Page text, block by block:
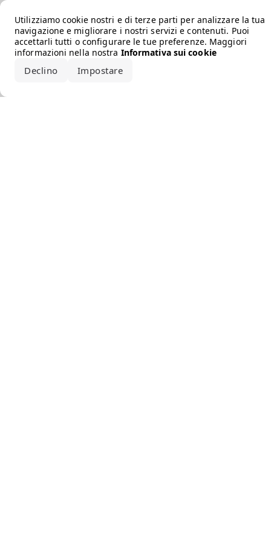
Utilizziamo cookie nostri e di terze parti per analizzare la tua
navigazione e migliorare i nostri servizi e contenuti. Puoi
accettarli tutti o configurare le tue preferenze. Maggiori
informazioni nella nostra Informativa sui cookie
Declino Impostare
Error loading the brand